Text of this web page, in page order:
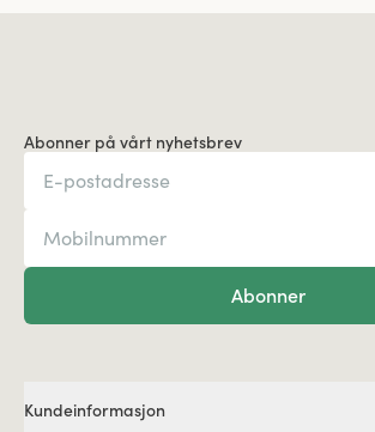
Abonner på vårt nyhetsbrev
Abonner
Kundeinformasjon